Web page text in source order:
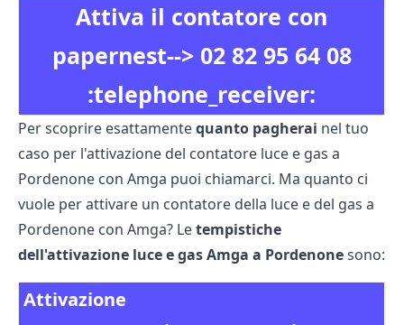
Attiva il contatore con
papernest--> 02 82 95 64 08
:telephone_receiver:
Per scoprire esattamentequanto pagherai nel tuo
caso per l'attivazione del contatore luce e gas a
Pordenone con Amga puoi chiamarci. Ma quanto ci
vuole per attivare un contatore della luce e del gas a
Pordenone con Amga? Letempistiche
dell'attivazione luce e gas Amga a Pordenonesono:
Attivazione